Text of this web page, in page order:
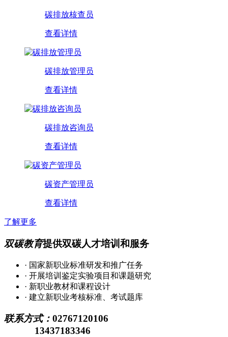
碳排放核查员
查看详情
碳排放管理员
查看详情
碳排放咨询员
查看详情
碳资产管理员
查看详情
了解更多
双碳教育提供双碳人才培训和服务
· 国家新职业标准研发和推广任务
· 开展培训鉴定实验项目和课题研究
· 新职业教材和课程设计
· 建立新职业考核标准、考试题库
联系方式： 02767120106
13437183346